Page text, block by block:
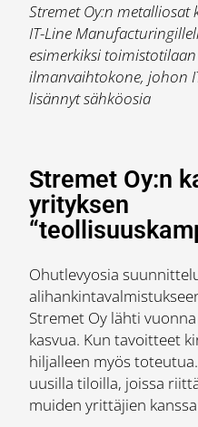
Stremet Oy:n
IT-Line
esimerkiksi
ilmanvaihtokone, johon
lisännyt sähköosia
Stremet Oy:n
yrityksen
Ohutlevyosia
Stremet Oy lähti
kasvua. Kun tavoitteet
hiljalleen myös
uusilla tiloilla, joissa
muiden yrittäjien